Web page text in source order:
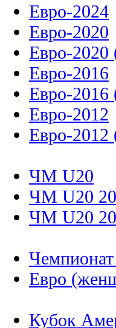
Евро-2024
Евро-2020
Евро-2020
Евро-2016
Евро-2016
Евро-2012
Евро-2012
ЧМ U20
ЧМ U20
ЧМ U20
Евро
Кубок